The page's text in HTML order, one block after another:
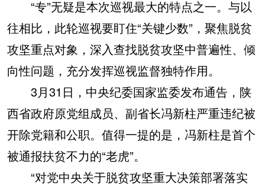
“专”无疑是本次巡视最大的特点之一。与以
往相比，此轮巡视要盯住“关键少数”，聚焦脱贫
攻坚重点对象，深入查找脱贫攻坚中普遍性、倾
向性问题，充分发挥巡视监督独特作用。
3月31日，中央纪委国家监委发布通告，陕
西省政府原党组成员、副省长冯新柱严重违纪被
开除党籍和公职。值得一提的是，冯新柱是首个
被通报扶贫不力的“老虎”。
“对党中央关于脱贫攻坚重大决策部署落实